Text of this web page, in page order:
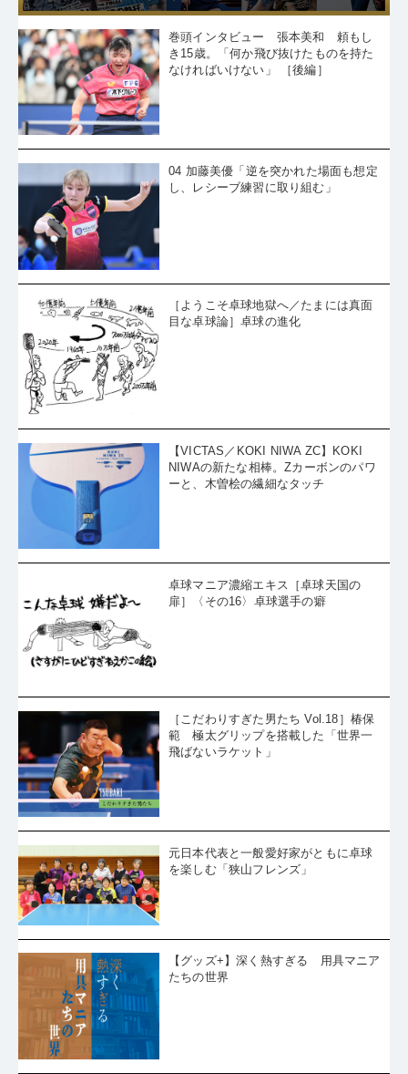
巻頭インタビュー 張本美和 頼もし
き15歳。「何か飛び抜けたものを持た
なければいけない」 ［後編］
04 加藤美優「逆を突かれた場面も想定
し、レシーブ練習に取り組む」
［ようこそ卓球地獄へ／たまには真面
目な卓球論］卓球の進化
【VICTAS／KOKI NIWA ZC】KOKI
NIWAの新たな相棒。Zカーボンのパワ
ーと、木曽桧の繊細なタッチ
卓球マニア濃縮エキス［卓球天国の
扉］〈その16〉卓球選手の癖
［こだわりすぎた男たち Vol.18］椿保
範 極太グリップを搭載した「世界一
飛ばないラケット」
元日本代表と一般愛好家がともに卓球
を楽しむ「狭山フレンズ」
【グッズ+】深く熱すぎる 用具マニア
たちの世界